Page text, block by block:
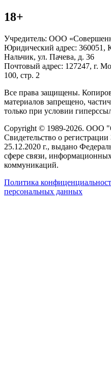
18+
Учредитель: ООО
Юридический адрес: 360051,
Нальчик, ул. Пачева, д. 36
Почтовый адрес: 127247, г.
100, стр. 2
Все права защищены.
материалов запрещено,
только при условии
Copyright © 1989-2026. ООО
Свидетельство о
25.12.2020 г., выдано
сфере связи,
коммуникаций.
Политика
персональных данных